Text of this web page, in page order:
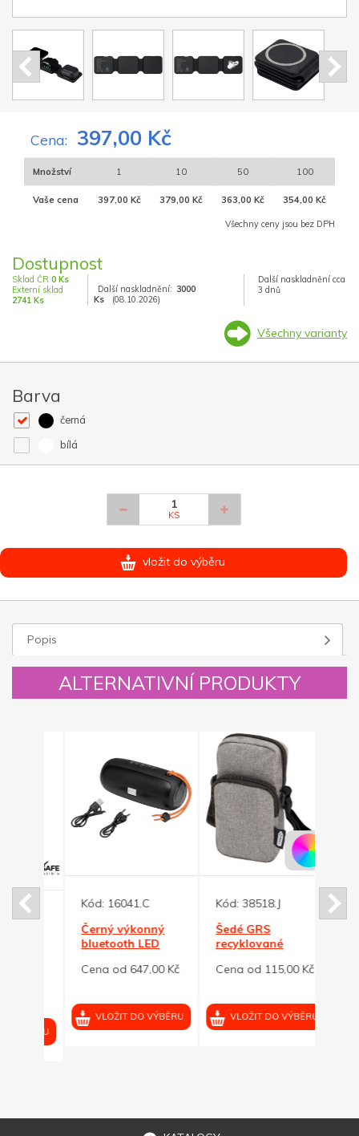
Cena: 397,00 Kč
Množství 1 10 50 100
Vaše cena 397,00 Kč 379,00 Kč 363,00 Kč 354,00 Kč
Všechny ceny jsou bez DPH
Dostupnost
Sklad ČR 0 Ks
Externí sklad
2741 Ks
Další naskladnění: 3000
Ks
(08.10.2026)
Další naskladnění cca
3 dnů
Všechny varianty
Barva
černá
bílá
KS
vložit do výběru
Popis
ALTERNATIVNÍ PRODUKTY
Kód:16041.C
Černý výkonný
bluetooth LED
2x5W
Cena od 647,00 Kč
VLOŽIT DO VÝBĚRU
Kód:38518.J
Šedé GRS
recyklované
telefon
Cena od 115,00 Kč
VLOŽIT DO VÝBĚRU
Kód: